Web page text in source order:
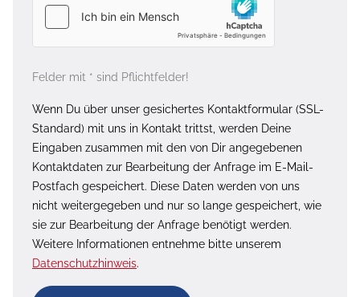
Felder mit * sind Pflichtfelder!
Wenn Du über unser gesichertes Kontaktformular (SSL-
Standard) mit uns in Kontakt trittst, werden Deine
Eingaben zusammen mit den von Dir angegebenen
Kontaktdaten zur Bearbeitung der Anfrage im E-Mail-
Postfach gespeichert. Diese Daten werden von uns
nicht weitergegeben und nur so lange gespeichert, wie
sie zur Bearbeitung der Anfrage benötigt werden.
Weitere Informationen entnehme bitte unserem
Datenschutzhinweis.